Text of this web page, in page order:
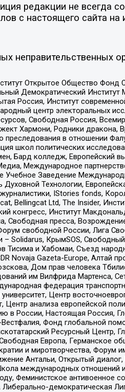
редакции не всегда
с настоящего сайта
неправительственных
Открытое Общество
Демократический Институт
Россия, Институт
центр электоральных
Свободная Россия,
Хармони, Родники дракона,
преследования в отношении
школ политических
Бард колледж,
Международное
Учебное Заведение
Духовной Технологии,
IStories fonds,
Bellingcat Ltd, The Insider,
конгресс, Институт
пресса,
свободной России, Лига
Solidarus, КрымSOS,
Тисима и Хабомаи, Съезд
Novaja Gazeta-Europe, Алтай
Дом прав человека
им Вилфрида Мартенса,
федерация
Центр
анализа европейской
России, Настоящая Россия,
Фонд глобальной
Ресурсный Центр,
Европа, Германское
и миротворчества, Форум
Антальи, Открытый
международных
Феминистское антивоенное
демократическая